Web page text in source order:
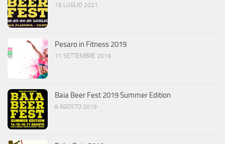
19 LUGLIO 2021
Pesaro in Fitness 2019
11 SETTEMBRE 2019
Baia Beer Fest 2019 Summer Edition
8 AGOSTO 2019